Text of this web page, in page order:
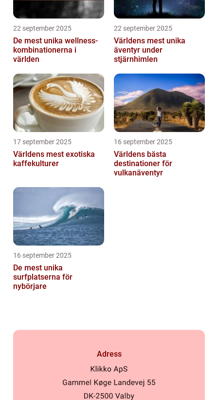
22 september 2025
De mest unika wellness-
kombinationerna i
världen
22 september 2025
Världens mest unika
äventyr under
stjärnhimlen
17 september 2025
Världens mest exotiska
kaffekulturer
16 september 2025
Världens bästa
destinationer för
vulkanäventyr
16 september 2025
De mest unika
surfplatserna för
nybörjare
Adress